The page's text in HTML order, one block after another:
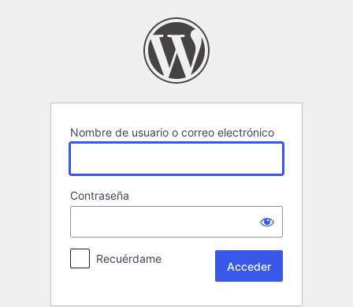
Nombre de usuario o correo electrónico
Contraseña
Recuérdame